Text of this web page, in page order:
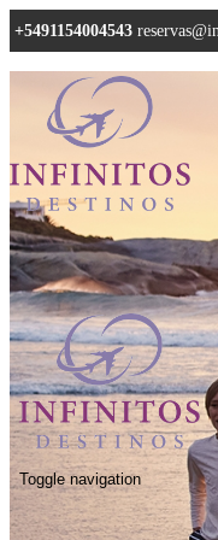
+5491154004543
Toggle navigation